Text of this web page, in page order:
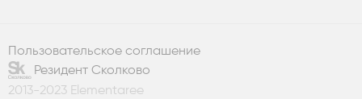
Пользовательское соглашение
Резидент Сколково
2013-2023 Elementaree